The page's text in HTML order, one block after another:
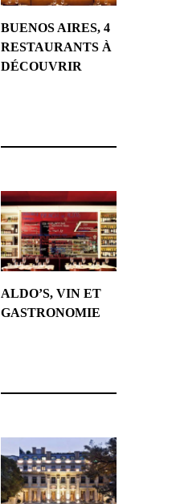
BUENOS AIRES, 4
RESTAURANTS À
DÉCOUVRIR
ALDO’S, VIN ET
GASTRONOMIE